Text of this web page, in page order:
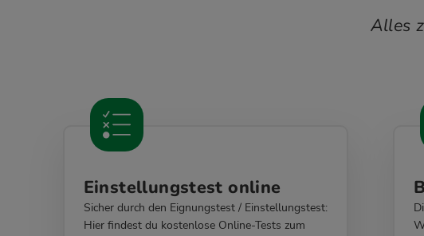
Alles
Einstellungstest online
Sicher durch den Eignungstest / Einstellungstest:
Hier findest du kostenlose Online-Tests zum